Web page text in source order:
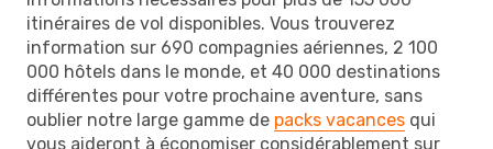
itinéraires de vol disponibles. Vous trouverez
information sur 690 compagnies aériennes, 2 100
000 hôtels dans le monde, et 40 000 destinations
différentes pour votre prochaine aventure, sans
oublier notre large gamme de packs vacances qui
vous aideront à économiser considérablement sur